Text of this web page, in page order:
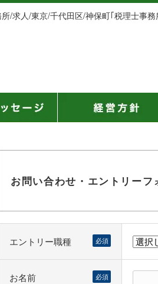
/求人/東京/千代田区/神保町｢税理士事
お問い合わせ・エントリーフ
エントリー職種 必須
お名前 必須